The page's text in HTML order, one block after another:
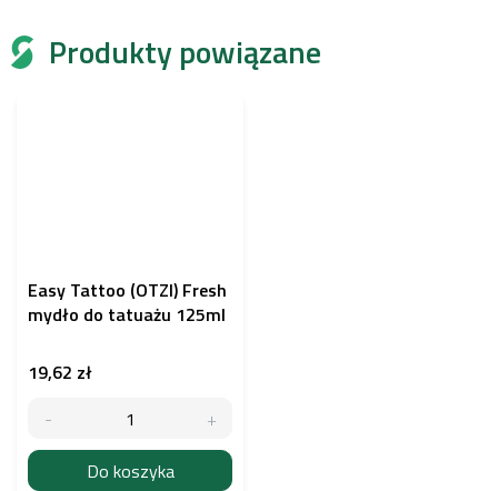
Produkty powiązane
Easy Tattoo (OTZI) Fresh
mydło do tatuażu 125ml
19,62 zł
Do koszyka